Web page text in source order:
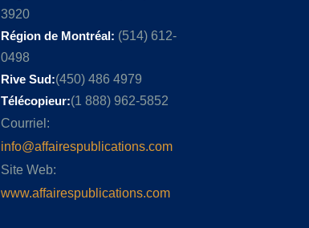
3920
Région de Montréal: (514) 612-
0498
Rive Sud:(450) 486 4979
Télécopieur:(1 888) 962-5852
Courriel:
info@affairespublications.com
Site Web:
www.affairespublications.com